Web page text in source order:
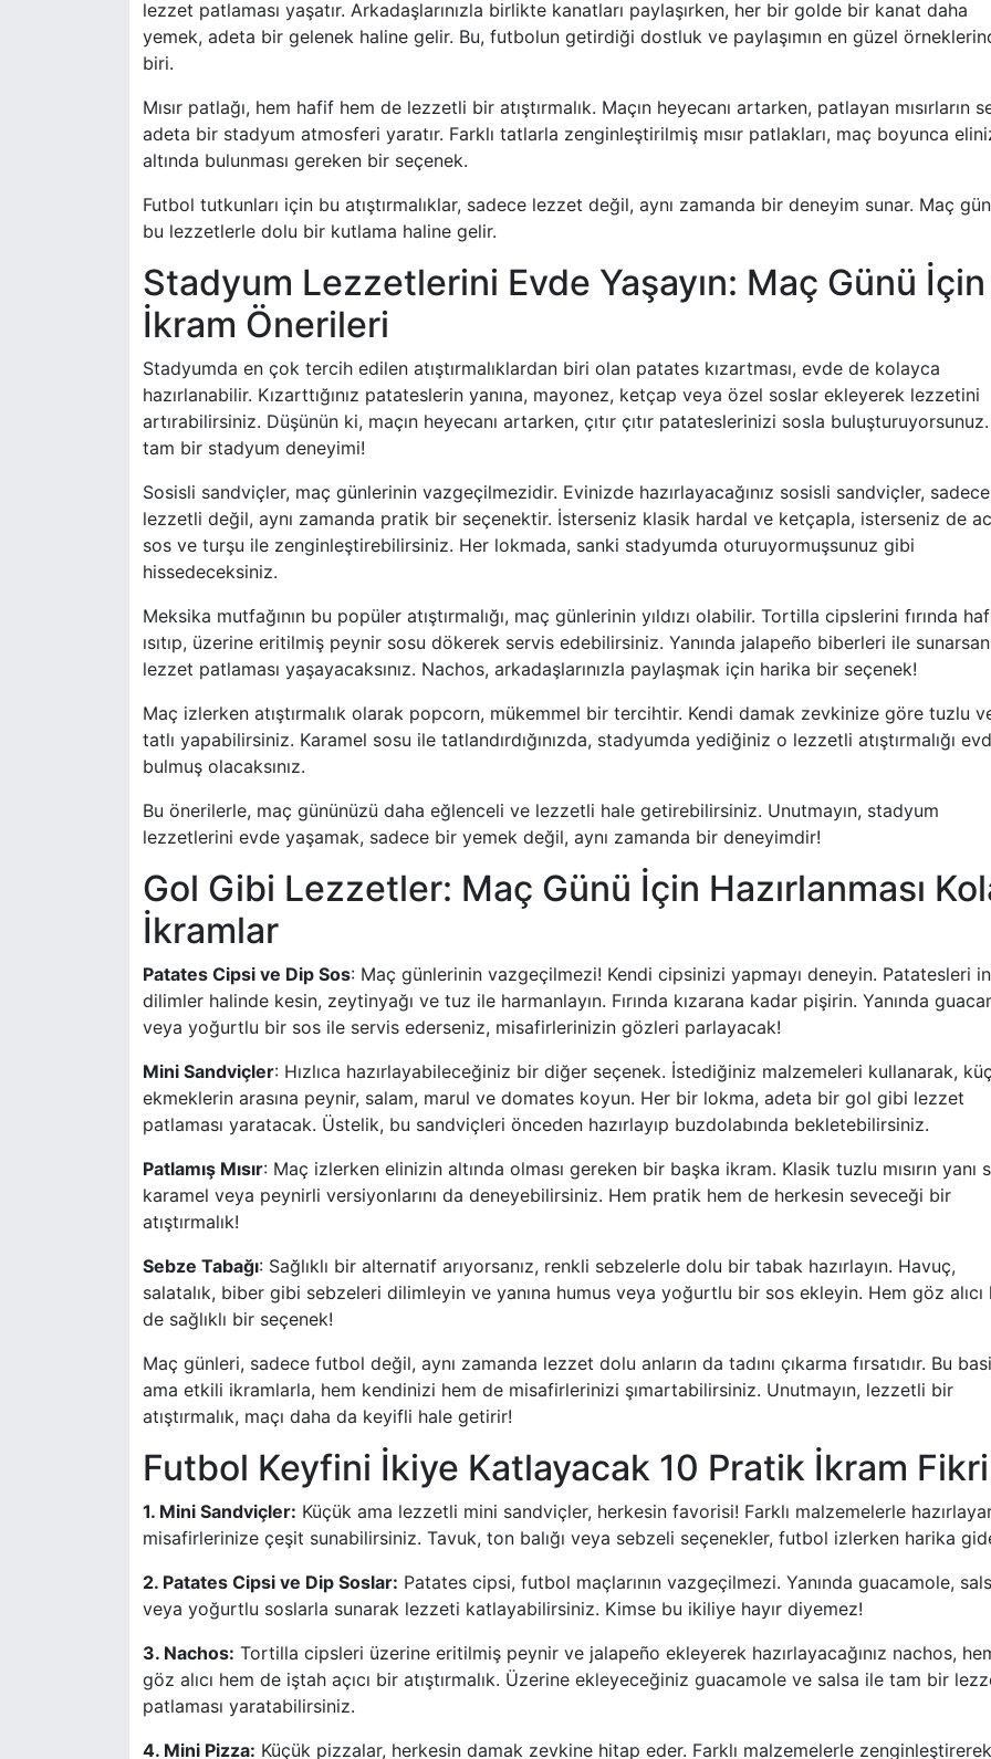
lezzet patlaması yaşatır. Arkadaşlarınızla birlikte kanatları paylaşırken, her bir golde bir kanat daha
yemek, adeta bir gelenek haline gelir. Bu, futbolun getirdiği dostluk ve paylaşımın en güzel
biri.
Mısır patlağı, hem hafif hem de lezzetli bir atıştırmalık. Maçın heyecanı artarken, patlayan mısırların
adeta bir stadyum atmosferi yaratır. Farklı tatlarla zenginleştirilmiş mısır patlakları, maç boyunca
altında bulunması gereken bir seçenek.
Futbol tutkunları için bu atıştırmalıklar, sadece lezzet değil, aynı zamanda bir deneyim sunar. Maç
bu lezzetlerle dolu bir kutlama haline gelir.
Stadyum Lezzetlerini Evde Yaşayın: Maç Günü İçin
İkram Önerileri
Stadyumda en çok tercih edilen atıştırmalıklardan biri olan patates kızartması, evde de kolayca
hazırlanabilir. Kızarttığınız patateslerin yanına, mayonez, ketçap veya özel soslar ekleyerek lezzetini
artırabilirsiniz. Düşünün ki, maçın heyecanı artarken, çıtır çıtır patateslerinizi sosla buluşturuyorsunuz.
tam bir stadyum deneyimi!
Sosisli sandviçler, maç günlerinin vazgeçilmezidir. Evinizde hazırlayacağınız sosisli sandviçler, sadece
lezzetli değil, aynı zamanda pratik bir seçenektir. İsterseniz klasik hardal ve ketçapla, isterseniz de
sos ve turşu ile zenginleştirebilirsiniz. Her lokmada, sanki stadyumda oturuyormuşsunuz gibi
hissedeceksiniz.
Meksika mutfağının bu popüler atıştırmalığı, maç günlerinin yıldızı olabilir. Tortilla cipslerini fırında
ısıtıp, üzerine eritilmiş peynir sosu dökerek servis edebilirsiniz. Yanında jalapeño biberleri ile
lezzet patlaması yaşayacaksınız. Nachos, arkadaşlarınızla paylaşmak için harika bir seçenek!
Maç izlerken atıştırmalık olarak popcorn, mükemmel bir tercihtir. Kendi damak zevkinize göre tuzlu
tatlı yapabilirsiniz. Karamel sosu ile tatlandırdığınızda, stadyumda yediğiniz o lezzetli atıştırmalığı
bulmuş olacaksınız.
Bu önerilerle, maç gününüzü daha eğlenceli ve lezzetli hale getirebilirsiniz. Unutmayın, stadyum
lezzetlerini evde yaşamak, sadece bir yemek değil, aynı zamanda bir deneyimdir!
Gol Gibi Lezzetler: Maç Günü İçin Hazırlanması
İkramlar
Patates Cipsi ve Dip Sos: Maç günlerinin vazgeçilmezi! Kendi cipsinizi yapmayı deneyin. Patatesleri
dilimler halinde kesin, zeytinyağı ve tuz ile harmanlayın. Fırında kızarana kadar pişirin. Yanında
veya yoğurtlu bir sos ile servis ederseniz, misafirlerinizin gözleri parlayacak!
Mini Sandviçler: Hızlıca hazırlayabileceğiniz bir diğer seçenek. İstediğiniz malzemeleri kullanarak,
ekmeklerin arasına peynir, salam, marul ve domates koyun. Her bir lokma, adeta bir gol gibi lezzet
patlaması yaratacak. Üstelik, bu sandviçleri önceden hazırlayıp buzdolabında bekletebilirsiniz.
Patlamış Mısır: Maç izlerken elinizin altında olması gereken bir başka ikram. Klasik tuzlu mısırın yanı
karamel veya peynirli versiyonlarını da deneyebilirsiniz. Hem pratik hem de herkesin seveceği bir
atıştırmalık!
Sebze Tabağı: Sağlıklı bir alternatif arıyorsanız, renkli sebzelerle dolu bir tabak hazırlayın. Havuç,
salatalık, biber gibi sebzeleri dilimleyin ve yanına humus veya yoğurtlu bir sos ekleyin. Hem göz alıcı
de sağlıklı bir seçenek!
Maç günleri, sadece futbol değil, aynı zamanda lezzet dolu anların da tadını çıkarma fırsatıdır. Bu
ama etkili ikramlarla, hem kendinizi hem de misafirlerinizi şımartabilirsiniz. Unutmayın, lezzetli bir
atıştırmalık, maçı daha da keyifli hale getirir!
Futbol Keyfini İkiye Katlayacak 10 Pratik İkram Fikri
1. Mini Sandviçler: Küçük ama lezzetli mini sandviçler, herkesin favorisi! Farklı malzemelerle
misafirlerinize çeşit sunabilirsiniz. Tavuk, ton balığı veya sebzeli seçenekler, futbol izlerken harika
2. Patates Cipsi ve Dip Soslar: Patates cipsi, futbol maçlarının vazgeçilmezi. Yanında guacamole,
veya yoğurtlu soslarla sunarak lezzeti katlayabilirsiniz. Kimse bu ikiliye hayır diyemez!
3. Nachos: Tortilla cipsleri üzerine eritilmiş peynir ve jalapeño ekleyerek hazırlayacağınız nachos,
göz alıcı hem de iştah açıcı bir atıştırmalık. Üzerine ekleyeceğiniz guacamole ve salsa ile tam bir
patlaması yaratabilirsiniz.
4. Mini Pizza: Küçük pizzalar, herkesin damak zevkine hitap eder. Farklı malzemelerle